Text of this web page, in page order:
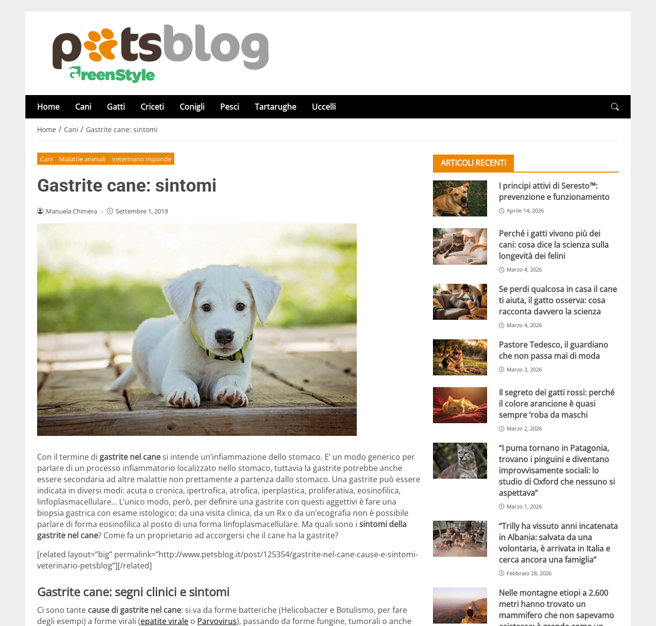
Home Cani Gatti Criceti Conigli Pesci Tartarughe Uccelli
Home / Cani / Gastrite cane: sintomi
Cani Malattie animali Veterinario risponde
Gastrite cane: sintomi
Manuela Chimera - Settembre 1, 2019
Con il termine di gastrite nel canesi intende un’infiammazione dello stomaco. E’ un modo generico per
parlare di un processo infiammatorio localizzato nello stomaco, tuttavia la gastrite potrebbe anche
essere secondaria ad altre malattie non prettamente a partenza dallo stomaco. Una gastrite può essere
indicata in diversi modi: acuta o cronica, ipertrofica, atrofica, iperplastica, proliferativa, eosinofilica,
linfoplasmacellulare… L’unico modo, però, per definire una gastrite con questi aggettivi è fare una
biopsia gastrica con esame istologico: da una visita clinica, da un Rx o da un’ecografia non è possibile
parlare di forma eosinofilica al posto di una forma linfoplasmacellulare. Ma quali sono i sintomi della
gastrite nel cane? Come fa un proprietario ad accorgersi che il cane ha la gastrite?
[related layout=”big” permalink=”http://www.petsblog.it/post/125354/gastrite-nel-cane-cause-e-sintomi-
veterinario-petsblog”][/related]
Gastrite cane: segni clinici e sintomi
Ci sono tante cause di gastrite nel cane: si va da forme batteriche (Helicobacter e Botulismo, per fare
degli esempi) a forme virali (epatite virale o Parvovirus), passando da forme fungine, tumorali o anche
ARTICOLI RECENTI
I principi attivi di Seresto™:
prevenzione e funzionamento
Aprile 14, 2026
Perché i gatti vivono più dei
cani: cosa dice la scienza sulla
longevità dei felini
Marzo 4, 2026
Se perdi qualcosa in casa il cane
ti aiuta, il gatto osserva: cosa
racconta davvero la scienza
Marzo 4, 2026
Pastore Tedesco, il guardiano
che non passa mai di moda
Marzo 3, 2026
Il segreto dei gatti rossi: perché
il colore arancione è quasi
sempre ‘roba da maschi
Marzo 2, 2026
“I puma tornano in Patagonia,
trovano i pinguini e diventano
improvvisamente sociali: lo
studio di Oxford che nessuno si
aspettava”
Marzo 1, 2026
“Trilly ha vissuto anni incatenata
in Albania: salvata da una
volontaria, è arrivata in Italia e
cerca ancora una famiglia”
Febbraio 28, 2026
Nelle montagne etiopi a 2.600
metri hanno trovato un
mammifero che non sapevamo